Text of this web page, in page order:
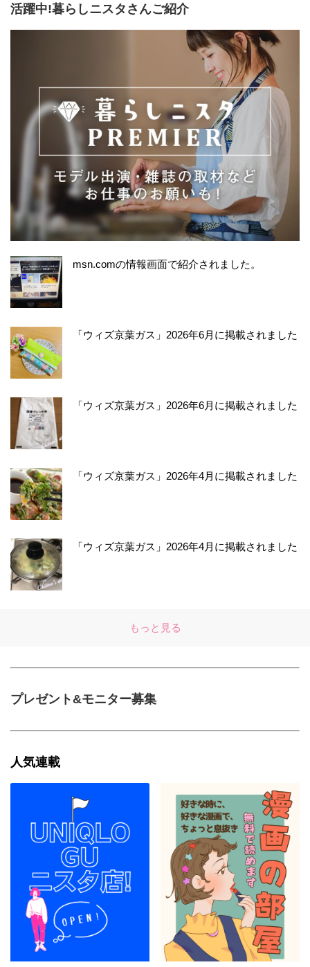
活躍中!暮らしニスタさんご紹介
msn.comの情報画面で紹介されました。
「ウィズ京葉ガス」2026年6月に掲載されました
「ウィズ京葉ガス」2026年6月に掲載されました
「ウィズ京葉ガス」2026年4月に掲載されました
「ウィズ京葉ガス」2026年4月に掲載されました
もっと見る
プレゼント&モニター募集
人気連載